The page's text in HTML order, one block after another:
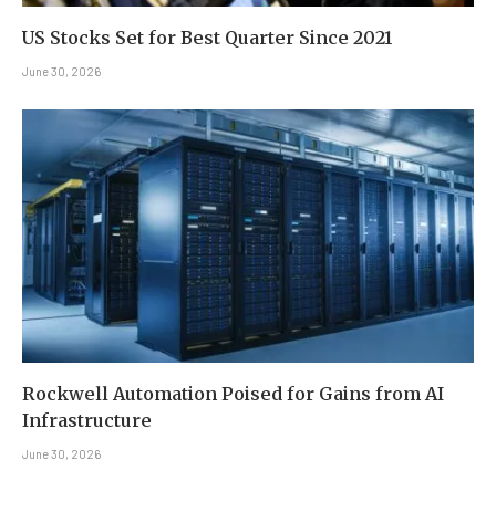
US Stocks Set for Best Quarter Since 2021
June 30, 2026
Rockwell Automation Poised for Gains from AI
Infrastructure
June 30, 2026